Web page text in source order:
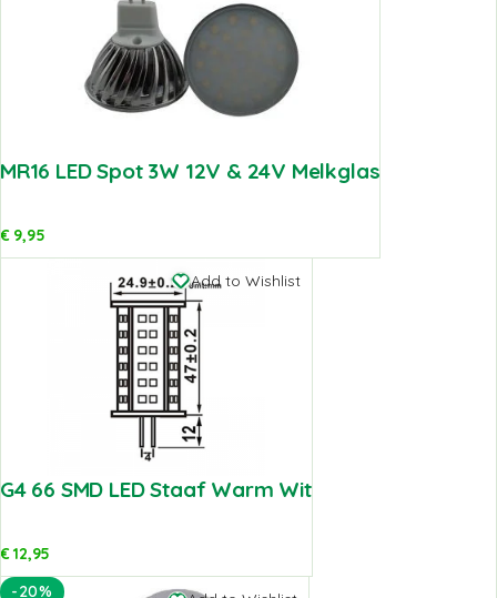
MR16 LED Spot 3W 12V & 24V Melkglas
€9,95
Add to Wishlist
G4 66 SMD LED Staaf Warm Wit
€12,95
-20%